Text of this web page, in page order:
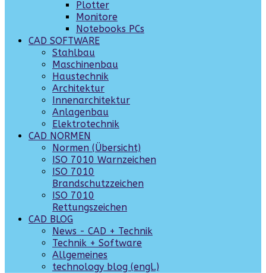
Plotter
Monitore
Notebooks PCs
CAD SOFTWARE
Stahlbau
Maschinenbau
Haustechnik
Architektur
Innenarchitektur
Anlagenbau
Elektrotechnik
CAD NORMEN
Normen (Übersicht)
ISO 7010 Warnzeichen
ISO 7010
Brandschutzzeichen
ISO 7010
Rettungszeichen
CAD BLOG
News - CAD + Technik
Technik + Software
Allgemeines
technology blog (engl.)